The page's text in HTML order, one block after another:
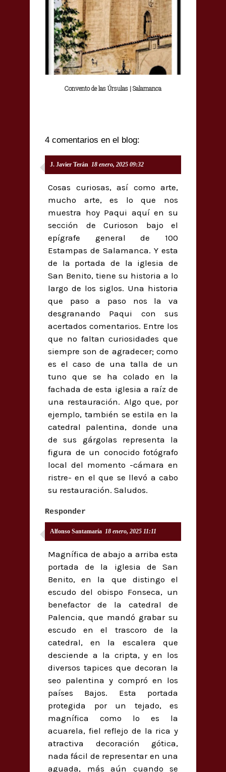
Convento de las Úrsulas | Salamanca
4 comentarios en el blog:
J. Javier Terán 18 enero, 2025 09:32
Cosas curiosas, así como arte,
mucho arte, es lo que nos
muestra hoy Paqui aquí en su
sección de Curioson bajo el
epígrafe general de 100
Estampas de Salamanca. Y esta
de la portada de la iglesia de
San Benito, tiene su historia a lo
largo de los siglos. Una historia
que paso a paso nos la va
desgranando Paqui con sus
acertados comentarios. Entre los
que no faltan curiosidades que
siempre son de agradecer; como
es el caso de una talla de un
tuno que se ha colado en la
fachada de esta iglesia a raíz de
una restauración. Algo que, por
ejemplo, también se estila en la
catedral palentina, donde una
de sus gárgolas representa la
figura de un conocido fotógrafo
local del momento -cámara en
ristre- en el que se llevó a cabo
su restauración. Saludos.
Responder
Alfonso Santamaría 18 enero, 2025 11:11
Magnífica de abajo a arriba esta
portada de la iglesia de San
Benito, en la que distingo el
escudo del obispo Fonseca, un
benefactor de la catedral de
Palencia, que mandó grabar su
escudo en el trascoro de la
catedral, en la escalera que
desciende a la cripta, y en los
diversos tapices que decoran la
seo palentina y compró en los
países Bajos. Esta portada
protegida por un tejado, es
magnífica como lo es la
acuarela, fiel reflejo de la rica y
atractiva decoración gótica,
nada fácil de representar en una
aguada, más aún cuando se